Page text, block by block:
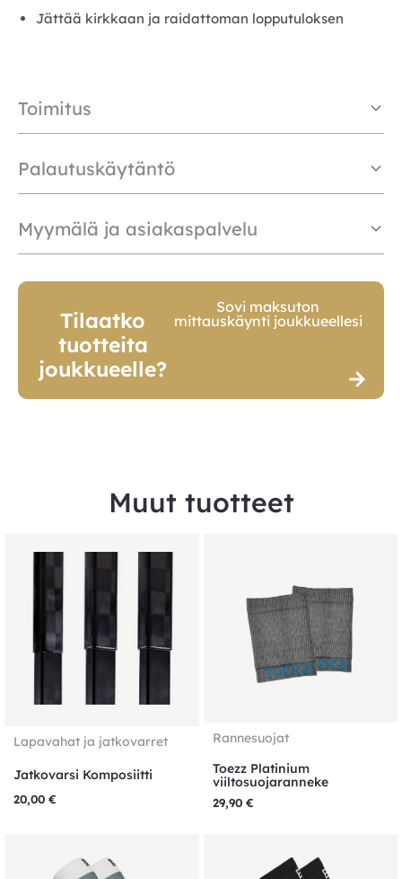
Jättää kirkkaan ja raidattoman lopputuloksen
Toimitus
Palautuskäytäntö
Myymälä ja asiakaspalvelu
Tilaatko
tuotteita
joukkueelle?
Sovi maksuton
mittauskäynti joukkueellesi
Muut tuotteet
Lapavahat ja jatkovarret
Jatkovarsi Komposiitti
20,00 €
Rannesuojat
Toezz Platinium
viiltosuojaranneke
29,90 €